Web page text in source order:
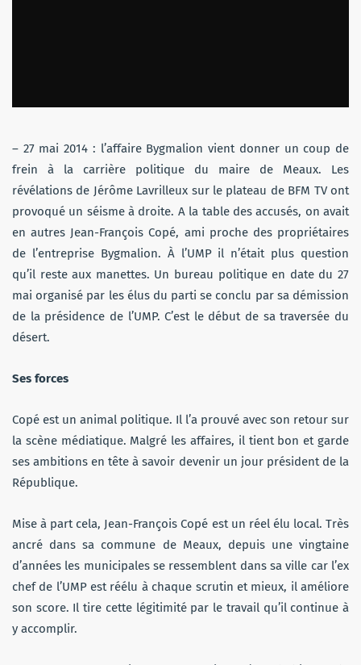
– 27 mai 2014 : l’affaire Bygmalion vient donner un coup de
frein à la carrière politique du maire de Meaux. Les
révélations de Jérôme Lavrilleux sur le plateau de BFM TV ont
provoqué un séisme à droite. A la table des accusés, on avait
en autres Jean-François Copé, ami proche des propriétaires
de l’entreprise Bygmalion. À l’UMP il n’était plus question
qu’il reste aux manettes. Un bureau politique en date du 27
mai organisé par les élus du parti se conclu par sa démission
de la présidence de l’UMP. C’est le début de sa traversée du
désert.
Ses forces
Copé est un animal politique. Il l’a prouvé avec son retour sur
la scène médiatique. Malgré les affaires, il tient bon et garde
ses ambitions en tête à savoir devenir un jour président de la
République.
Mise à part cela, Jean-François Copé est un réel élu local. Très
ancré dans sa commune de Meaux, depuis une vingtaine
d’années les municipales se ressemblent dans sa ville car l’ex
chef de l’UMP est réélu à chaque scrutin et mieux, il améliore
son score. Il tire cette légitimité par le travail qu’il continue à
y accomplir.